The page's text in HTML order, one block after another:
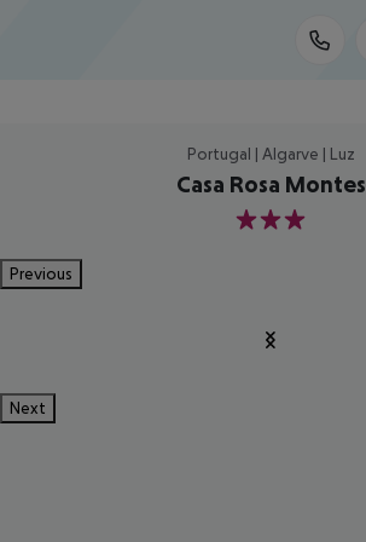
Portugal | Algarve | Luz
Casa Rosa Montes
3
Previous
Next